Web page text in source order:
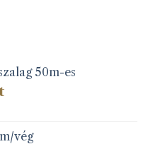
50m-es
Ártartomány:
279 Ft
vég